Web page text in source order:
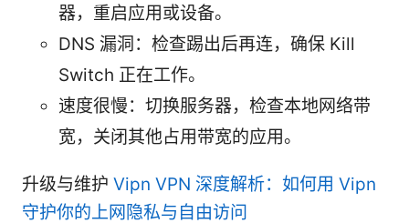
器，重启应用或设备。
DNS 漏洞：检查踢出后再连，确保 Kill
Switch 正在工作。
速度很慢：切换服务器，检查本地网络带
宽，关闭其他占用带宽的应用。
升级与维护 Vipn VPN 深度解析：如何用 Vipn
守护你的上网隐私与自由访问